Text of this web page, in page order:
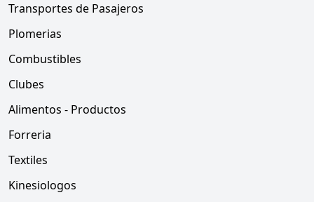
Transportes de Pasajeros
Plomerias
Combustibles
Clubes
Alimentos - Productos
Forreria
Textiles
Kinesiologos